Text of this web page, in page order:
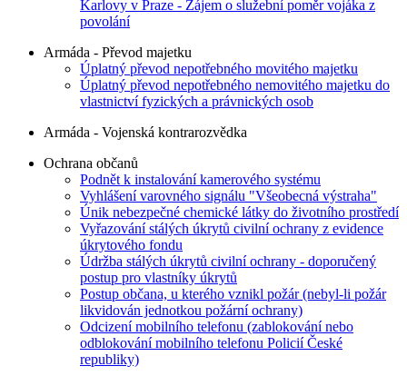
Karlovy v Praze - Zájem o služební poměr vojáka z
povolání
Armáda - Převod majetku
Úplatný převod nepotřebného movitého majetku
Úplatný převod nepotřebného nemovitého majetku do
vlastnictví fyzických a právnických osob
Armáda - Vojenská kontrarozvědka
Ochrana občanů
Podnět k instalování kamerového systému
Vyhlášení varovného signálu "Všeobecná výstraha"
Únik nebezpečné chemické látky do životního prostředí
Vyřazování stálých úkrytů civilní ochrany z evidence
úkrytového fondu
Údržba stálých úkrytů civilní ochrany - doporučený
postup pro vlastníky úkrytů
Postup občana, u kterého vznikl požár (nebyl-li požár
likvidován jednotkou požární ochrany)
Odcizení mobilního telefonu (zablokování nebo
odblokování mobilního telefonu Policií České
republiky)